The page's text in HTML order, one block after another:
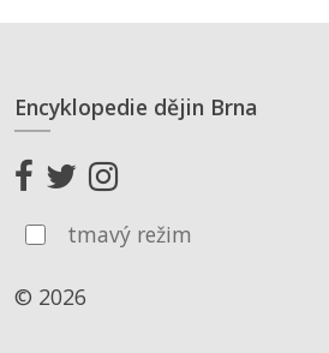
Encyklopedie dějin Brna
tmavý režim
© 2026